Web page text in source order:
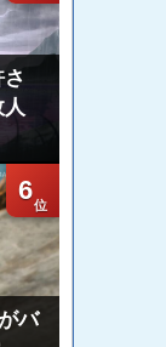
6
バ